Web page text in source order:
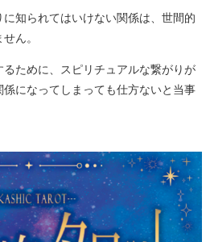
知られてはいけない関係は、世間的
ん。
ために、スピリチュアルな繋がりが
になってしまっても仕方ないと当事